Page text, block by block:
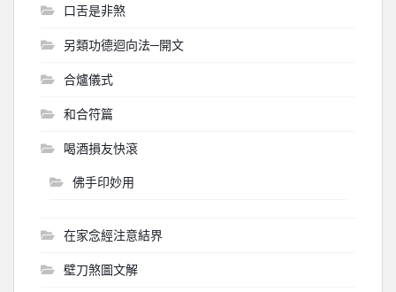
口舌是非煞
另類功德迴向法─開文
合爐儀式
和合符篇
喝酒損友快滾
佛手印妙用
在家念經注意結界
壁刀煞圖文解